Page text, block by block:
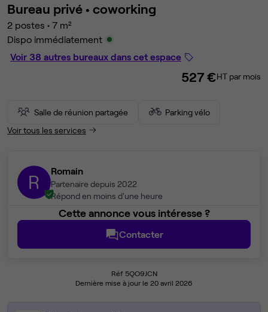
Bureau privé • coworking
2 postes • 7 m²
Dispo immédiatement
Voir 38 autres bureaux dans cet espace
527 €HT par mois
Salle de réunion partagée
Parking vélo
Voir tous les services
R Romain
Partenaire depuis 2022
Répond en moins d'une heure
Cette annonce vous intéresse ?
Contacter
Réf 5QO9JCN
Dernière mise à jour le 20 avril 2026